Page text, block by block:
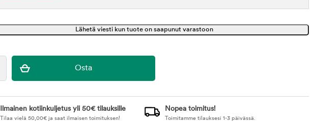
Ilmainen kotiinkuljetus yli 50€ tilauksille
Tilaa vielä 50,00€ ja saat ilmaisen toimituksen!
Nopea toimitus!
Toimitamme tilauksesi 1-3 päivässä.